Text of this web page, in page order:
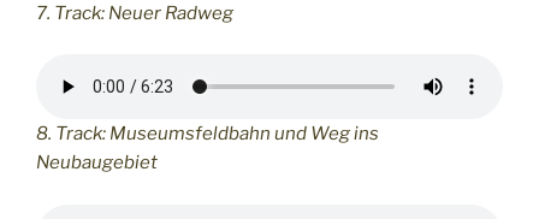
7. Track: Neuer Radweg
8. Track: Museumsfeldbahn und Weg ins
Neubaugebiet